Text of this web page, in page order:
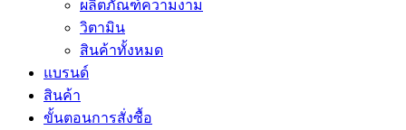
ผลิตภัณฑ์ความงาม
วิตามิน
สินค้าทั้งหมด
แบรนด์
สินค้า
ขั้นตอนการสั่งซื้อ